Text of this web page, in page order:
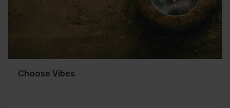
Choose Vibes